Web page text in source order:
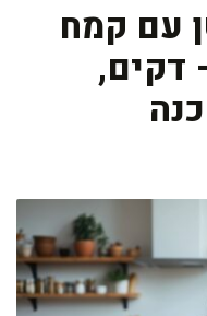
עם קמח
דקים,